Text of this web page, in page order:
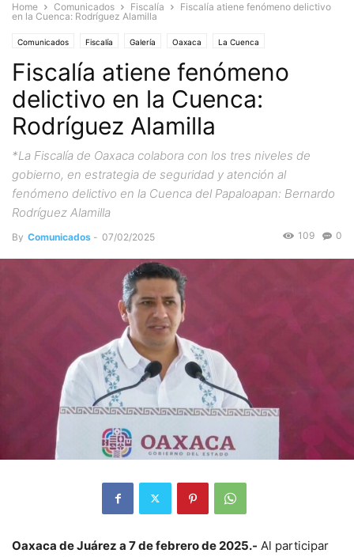
Home Comunicados Fiscalía
Fiscalía atiene fenómeno delictivo
en la Cuenca: Rodríguez Alamilla
Comunicados Fiscalía Galería Oaxaca La Cuenca
Violencia y Seguridad
Fiscalía atiene fenómeno
delictivo en la Cuenca:
Rodríguez Alamilla
*La Fiscalía de Oaxaca colabora con los tres niveles de
gobierno, en estrategia de seguridad y atención al
fenómeno delictivo en la Cuenca del Papaloapan: Bernardo
Rodríguez Alamilla
By Comunicados - 07/02/2025 0
109
Oaxaca de Juárez a 7 de febrero de 2025.- Al participar